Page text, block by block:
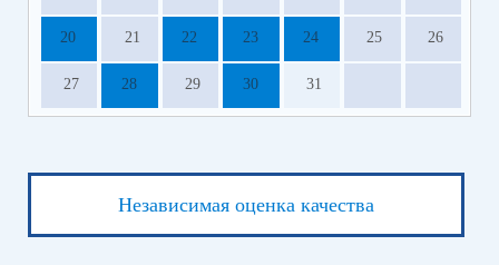
20 21 22 23 24 25 26
27 28 29 30 31
Независимая оценка качества